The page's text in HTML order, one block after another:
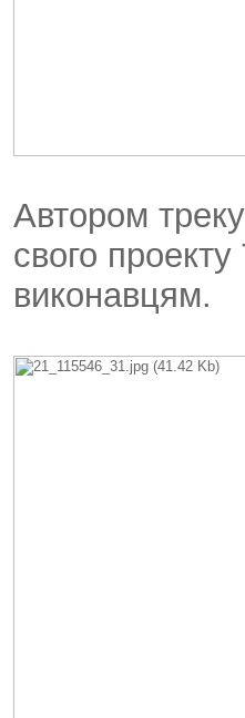
Автором
свого
виконавцям.